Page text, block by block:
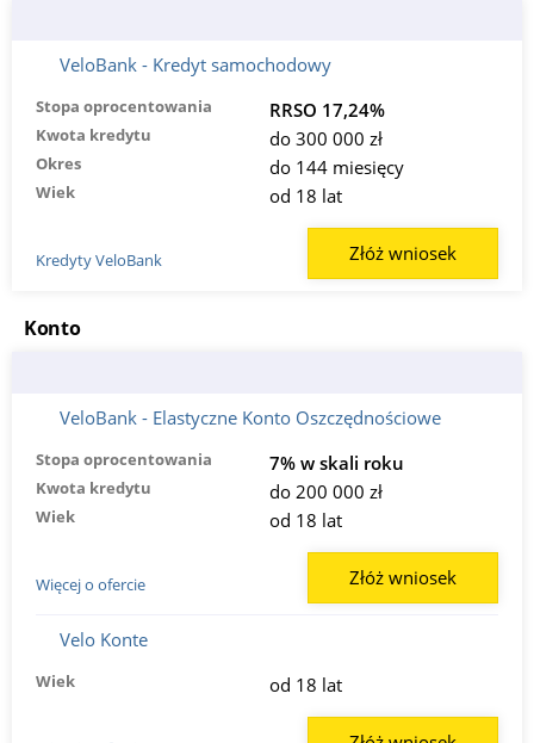
VeloBank - Kredyt samochodowy
Stopa oprocentowania RRSO 17,24%
Kwota kredytu do 300 000 zł
Okres do 144 miesięcy
Wiek od 18 lat
Kredyty VeloBank Złóż wniosek
Konto
VeloBank - Elastyczne Konto Oszczędnościowe
Stopa oprocentowania 7% w skali roku
Kwota kredytu do 200 000 zł
Wiek od 18 lat
Więcej o ofercie Złóż wniosek
Velo Konte
Wiek od 18 lat